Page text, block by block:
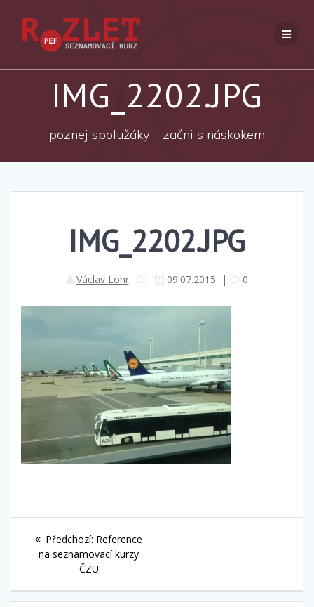
IMG_2202.JPG
poznej spolužáky - začni s náskokem
IMG_2202.JPG
Václav Lohr 09.07.2015 | 0
Navigace
pro
příspěvek
Předchozí: Předchozí
příspěvek:
Reference
na seznamovací kurzy
ČZU